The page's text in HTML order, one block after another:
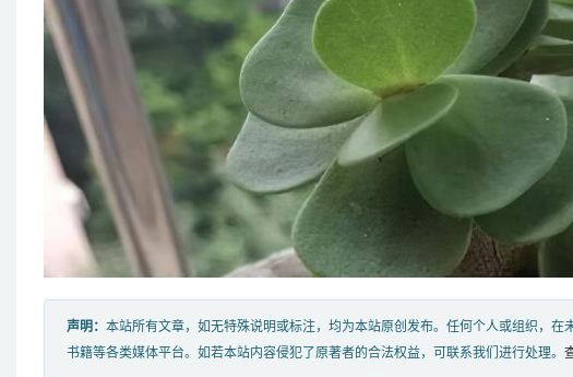
声明： 本站所有文章，如无特殊说明或标注，均为本站原创发布。任何个人或组织，
书籍等各类媒体平台。如若本站内容侵犯了原著者的合法权益，可联系我们进行处理。